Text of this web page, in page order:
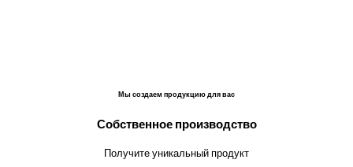
Мы создаем продукцию для вас
Собственное производство
Получите уникальный продукт